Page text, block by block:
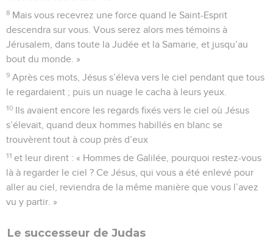
8 Mais vous recevrez une force quand le Saint-Esprit
descendra sur vous. Vous serez alors mes témoins à
Jérusalem, dans toute la Judée et la Samarie, et jusqu’au
bout du monde. »
9 Après ces mots, Jésus s’éleva vers le ciel pendant que tous
le regardaient ; puis un nuage le cacha à leurs yeux.
10 Ils avaient encore les regards fixés vers le ciel où Jésus
s’élevait, quand deux hommes habillés en blanc se
trouvèrent tout à coup près d’eux
11 et leur dirent : « Hommes de Galilée, pourquoi restez-vous
là à regarder le ciel ? Ce Jésus, qui vous a été enlevé pour
aller au ciel, reviendra de la même manière que vous l’avez
vu y partir. »
Le successeur de Judas